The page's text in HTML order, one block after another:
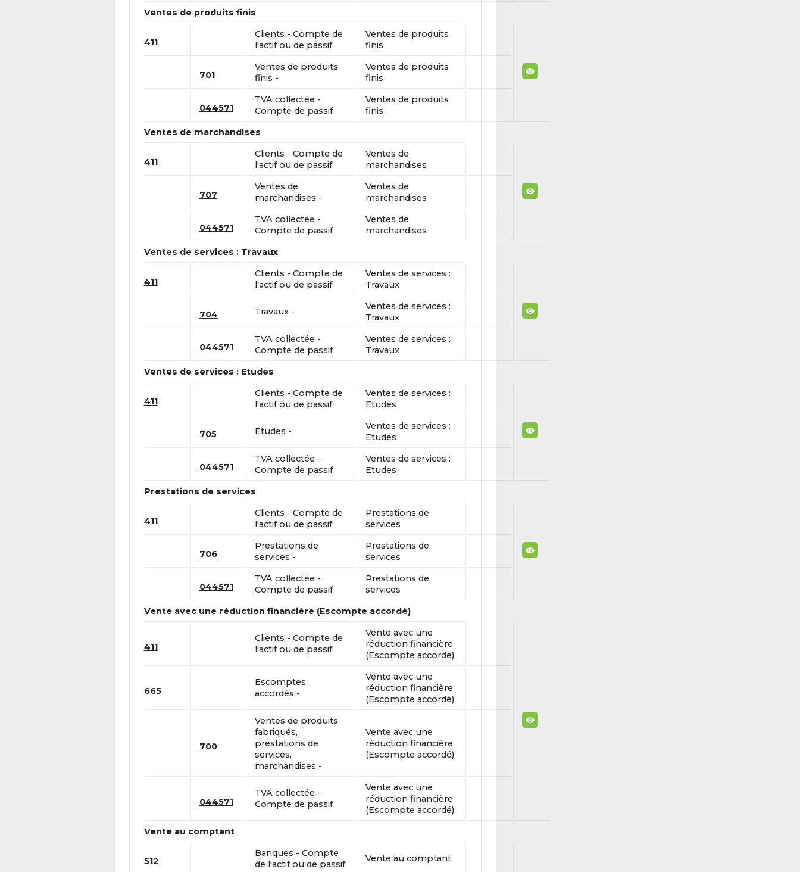
Ventes de produits finis
411
Clients - Compte de
l'actif ou de passif
Ventes de produits
finis
701
Ventes de produits
finis -
Ventes de produits
finis
044571
TVA collectée -
Compte de passif
Ventes de produits
finis
Ventes de marchandises
411
Clients - Compte de
l'actif ou de passif
Ventes de
marchandises
707
Ventes de
marchandises -
Ventes de
marchandises
044571
TVA collectée -
Compte de passif
Ventes de
marchandises
Ventes de services : Travaux
411
Clients - Compte de
l'actif ou de passif
Ventes de services :
Travaux
704 Travaux -
Ventes de services :
Travaux
044571
TVA collectée -
Compte de passif
Ventes de services :
Travaux
Ventes de services : Etudes
411
Clients - Compte de
l'actif ou de passif
Ventes de services :
Etudes
705 Etudes -
Ventes de services :
Etudes
044571
TVA collectée -
Compte de passif
Ventes de services :
Etudes
Prestations de services
411
Clients - Compte de
l'actif ou de passif
Prestations de
services
706
Prestations de
services -
Prestations de
services
044571
TVA collectée -
Compte de passif
Prestations de
services
Vente avec une réduction financière (Escompte accordé)
411
Clients - Compte de
l'actif ou de passif
Vente avec une
réduction financière
(Escompte accordé)
665
Escomptes
accordés -
Vente avec une
réduction financière
(Escompte accordé)
700
Ventes de produits
fabriqués,
prestations de
services,
marchandises -
Vente avec une
réduction financière
(Escompte accordé)
044571
TVA collectée -
Compte de passif
Vente avec une
réduction financière
(Escompte accordé)
Vente au comptant
512
Banques - Compte
de l'actif ou de passif
Vente au comptant